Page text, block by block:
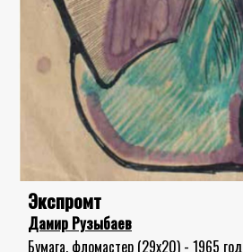
Экспромт
Дамир Рузыбаев
Бумага, фломастер (29x20) - 1965 год